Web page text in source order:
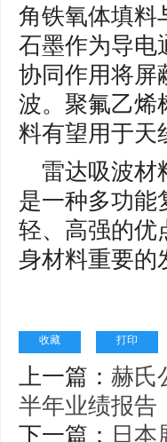
角铁氧体填料
石墨作为导电
协同作用将屏
波。聚氟乙烯
料有望用于天
雷达吸波材
是一种多功能
轻、高强的优
身材料重要的
收藏 打印
上一篇： 赫氏
半年业绩报告
下一篇：
日